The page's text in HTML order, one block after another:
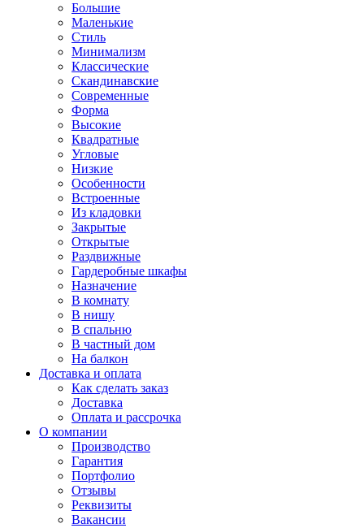
Большие
Маленькие
Стиль
Минимализм
Классические
Скандинавские
Современные
Форма
Высокие
Квадратные
Угловые
Низкие
Особенности
Встроенные
Из кладовки
Закрытые
Открытые
Раздвижные
Гардеробные шкафы
Назначение
В комнату
В нишу
В спальню
В частный дом
На балкон
Доставка и оплата
Как сделать заказ
Доставка
Оплата и рассрочка
О компании
Производство
Гарантия
Портфолио
Отзывы
Реквизиты
Вакансии